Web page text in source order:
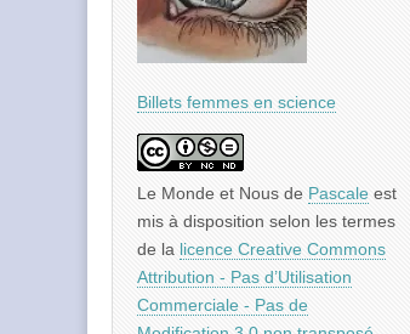
Billets femmes en science
Le Monde et Nous de Pascale est
mis à disposition selon les termes
de la licence Creative Commons
Attribution - Pas d’Utilisation
Commerciale - Pas de